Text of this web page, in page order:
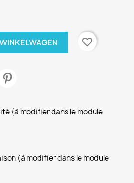
favorite_border
(à modifier dans le module
(à modifier dans le module